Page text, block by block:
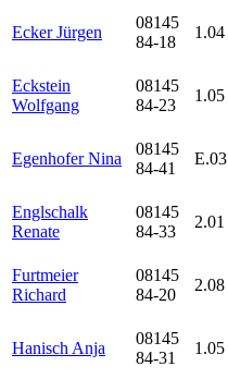
Ecker Jürgen
08145
84-18
1.04
Eckstein
Wolfgang
08145
84-23
1.05
Egenhofer Nina
08145
84-41
E.03
Englschalk
Renate
08145
84-33
2.01
Furtmeier
Richard
08145
84-20
2.08
Hanisch Anja
08145
84-31
1.05